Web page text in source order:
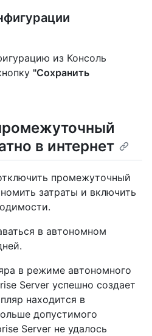
из Консоль
"Сохранить
в интернет
промежуточный
затраты и включить
в автономном
в режиме автономного
Server успешно создает
находится в
допустимого
Server не удалось